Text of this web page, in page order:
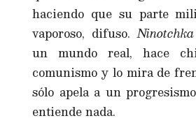
haciendo que su parte
vaporoso, difuso.Ninotchka
un mundo real, hace
comunismo y lo mira de
sólo apela a un
entiende nada.